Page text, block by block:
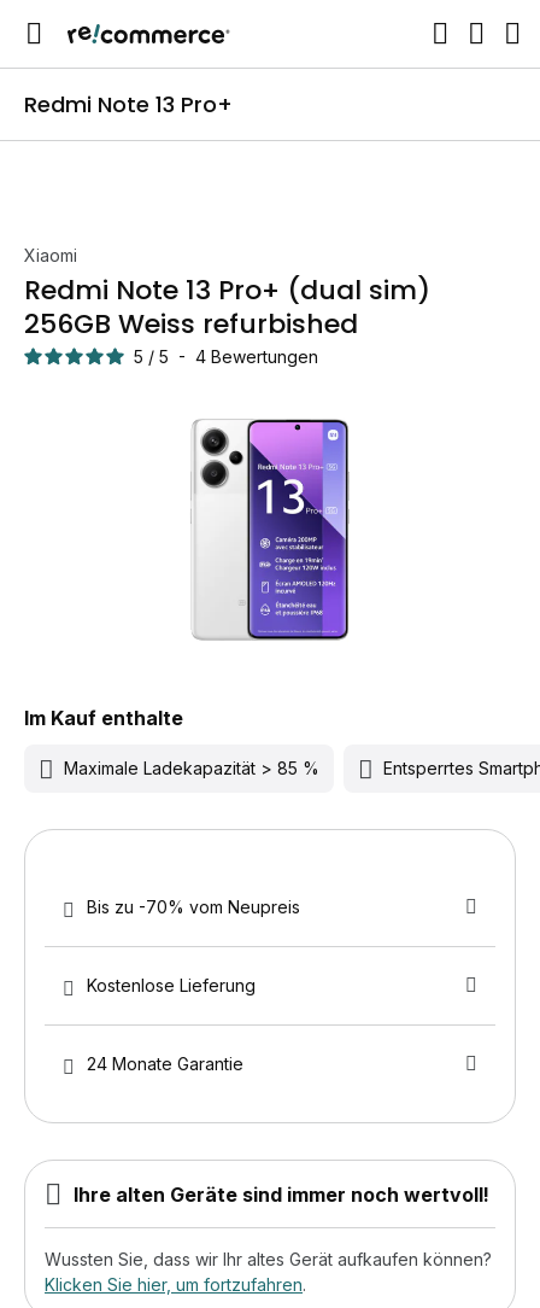
Redmi Note 13 Pro+
Xiaomi
Redmi Note 13 Pro+ (dual sim)
256GB Weiss refurbished
5 / 5 - 4 Bewertungen
Im Kauf enthalte
Maximale Ladekapazität > 85 % Entsperrtes
Bis zu -70% vom Neupreis
Kostenlose Lieferung
24 Monate Garantie
Ihre alten Geräte sind immer noch wertvoll!
Wussten Sie, dass wir Ihr altes Gerät aufkaufen können?
Klicken Sie hier, um fortzufahren.